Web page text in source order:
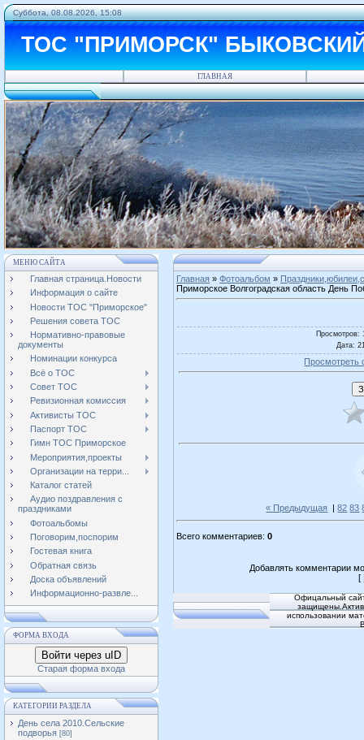
Суббота, 08.08.2026, 15:08
ТОС "ПРИМОРСК"
ГЛАВНАЯ
МЕНЮ САЙТА
Главная страница.Новости
Информация о сайте
Новости ТОС "Приморское"
Решения совета ТОС
Нормативно-правовые
документы
Номинации конкурса
Всё о ТОС
Совет ТОС
Ревизионная комиссия
Активисты ТОС
Паспорт ТОС
Гимн ТОС Приморское
Мероприятия,проекты
Организации на терри...
Каталог статей
Аудио поздравления с
праздниками
Фотоальбомы
Поговорим,поспорим
Гостевая книга
Обратная связь
Доска объявлений
Информационно-развле...
ФОРМА ВХОДА
Войти через uID
Старая форма входа
КАТЕГОРИИ РАЗДЕЛА
День села 2010.Сельские
подворья [80]
Главная » Фотоальбом »
Приморское Волгоградская область День
Просмотров:
Дата:
Просмотреть
« Предыдущая |82 83
Всего комментариев: 0
Добавлять комментарии
[
Офицальный
использовании